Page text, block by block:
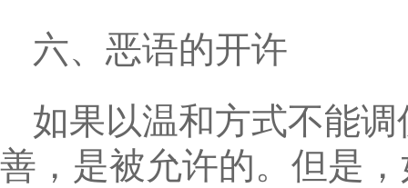
六、恶语的开许
如果以温和方式不能
善，是被允许的。但是